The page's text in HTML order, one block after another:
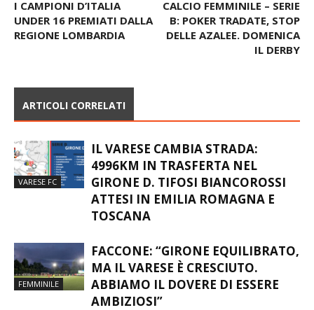
I CAMPIONI D’ITALIA
UNDER 16 PREMIATI DALLA
REGIONE LOMBARDIA
CALCIO FEMMINILE – SERIE
B: POKER TRADATE, STOP
DELLE AZALEE. DOMENICA
IL DERBY
ARTICOLI CORRELATI
VARESE FC
IL VARESE CAMBIA STRADA:
4996KM IN TRASFERTA NEL
GIRONE D. TIFOSI BIANCOROSSI
ATTESI IN EMILIA ROMAGNA E
TOSCANA
FEMMINILE
FACCONE: “GIRONE EQUILIBRATO,
MA IL VARESE È CRESCIUTO.
ABBIAMO IL DOVERE DI ESSERE
AMBIZIOSI”